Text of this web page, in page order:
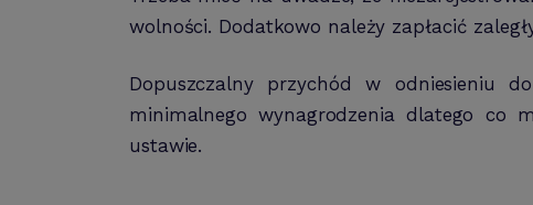
wolności. Dodatkowo należy zapłacić
Dopuszczalny przychód w odniesieniu
minimalnego wynagrodzenia dlatego co
ustawie.